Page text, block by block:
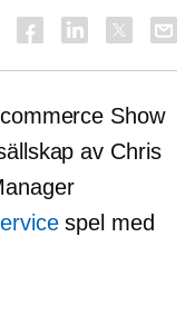
Show
av Chris
spel med